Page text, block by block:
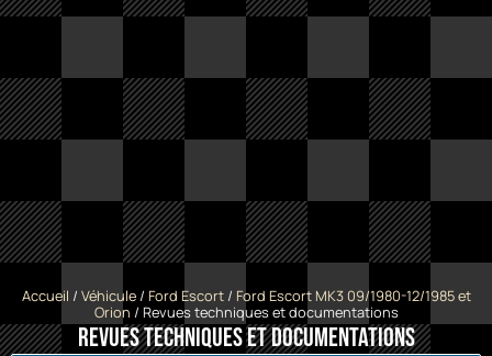
Accueil / Véhicule/ Ford Escort/ Ford Escort MK3 09/1980-12/1985 et
Orion / Revues techniques et documentations
Revues techniques et documentations